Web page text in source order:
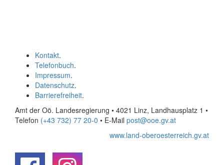
Kontakt.
Telefonbuch.
Impressum.
Datenschutz.
Barrierefreiheit.
Amt der Oö. Landesregierung • 4021 Linz, Landhausplatz 1 •
Telefon (+43 732) 77 20-0 • E-Mail post@ooe.gv.at
www.land-oberoesterreich.gv.at